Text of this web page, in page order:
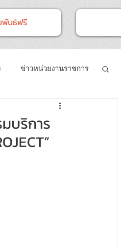
พันธ์ฟรี
ข่าวหน่วยงานราชการ
บริการ